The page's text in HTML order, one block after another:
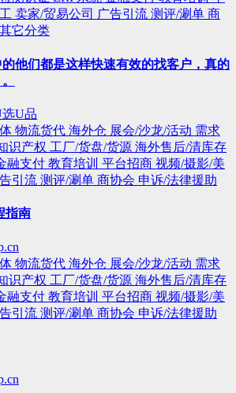
卖家/贸易公司 广告引流 测评/涮单 商
其它分类
他们都是这样快速有效的找客户，真的
U品
物流货代 海外仓 展会/沙龙/活动 需求
识产权 工厂/货盘/货源 海外售后/清库存
融支付 教育培训 平台招商 视频/摄影/美
引流 测评/涮单 商协会 申诉/法律援助
指南
物流货代 海外仓 展会/沙龙/活动 需求
识产权 工厂/货盘/货源 海外售后/清库存
融支付 教育培训 平台招商 视频/摄影/美
引流 测评/涮单 商协会 申诉/法律援助